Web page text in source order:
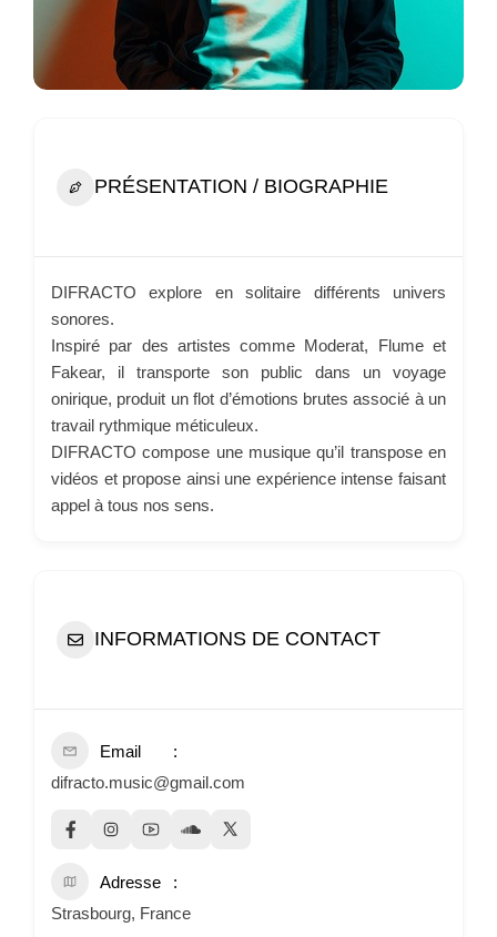
PRÉSENTATION / BIOGRAPHIE
DIFRACTO explore en solitaire différents univers
sonores.
Inspiré par des artistes comme Moderat, Flume et
Fakear, il transporte son public dans un voyage
onirique, produit un flot d’émotions brutes associé à un
travail rythmique méticuleux.
DIFRACTO compose une musique qu’il transpose en
vidéos et propose ainsi une expérience intense faisant
appel à tous nos sens.
INFORMATIONS DE CONTACT
Email
difracto.music@gmail.com
Adresse
Strasbourg, France